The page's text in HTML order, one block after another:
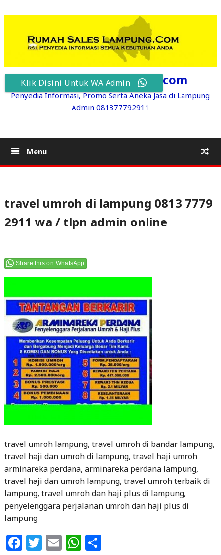
content
RumahSalesLampung.com
Penyedia Informasi, Promo Serta Aneka Jasa di Lampung
Admin 081377792911
Menu
travel umroh di lampung 0813 7779
2911 wa / tlpn admin online
Share this on WhatsApp
travel umroh lampung, travel umroh di bandar lampung,
travel haji dan umroh di lampung, travel haji umroh
arminareka perdana, arminareka perdana lampung,
travel haji dan umroh lampung, travel umroh terbaik di
lampung, travel umroh dan haji plus di lampung,
penyelenggara perjalanan umroh dan haji plus di
lampung
F T E W S
Klik Disini Untuk WA Admin